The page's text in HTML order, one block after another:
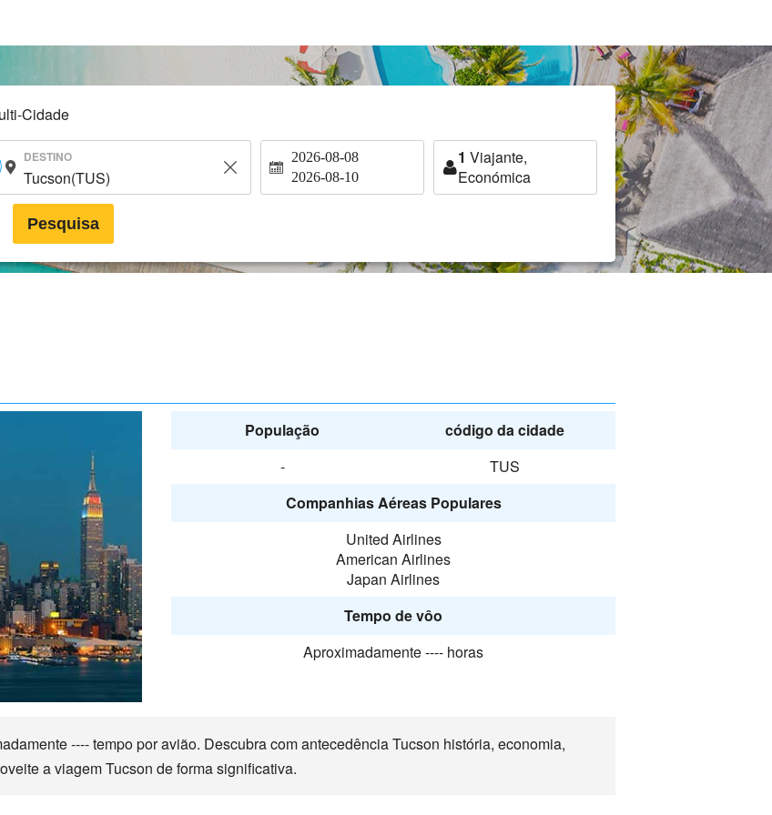
Cidade
DESTINO 2026-08-08
2026-08-10
1 Viajante,
Económica
Pesquisa
População
código da cidade
-
TUS
Companhias Aéreas Populares
United Airlines
American Airlines
Japan Airlines
Tempo de vôo
Aproximadamente ---- horas
---- tempo por avião. Descubra com antecedência Tucson história, economia,
a viagem Tucson de forma significativa.